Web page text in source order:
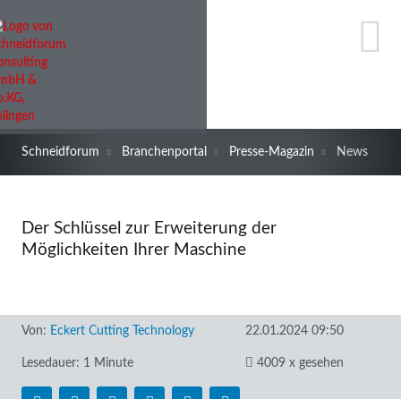
Schneidforum Branchenportal Presse-Magazin News
Der Schlüssel zur Erweiterung der
Möglichkeiten Ihrer Maschine
Von: Eckert Cutting Technology 22.01.2024 09:50
Lesedauer: 1 Minute 4009 x gesehen